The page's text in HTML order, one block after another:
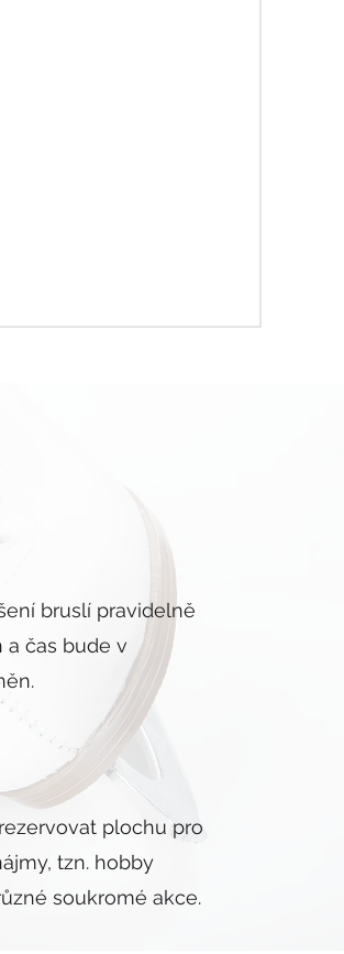
bruslí pravidelně
a čas bude v
plochu pro
tzn. hobby
soukromé akce.